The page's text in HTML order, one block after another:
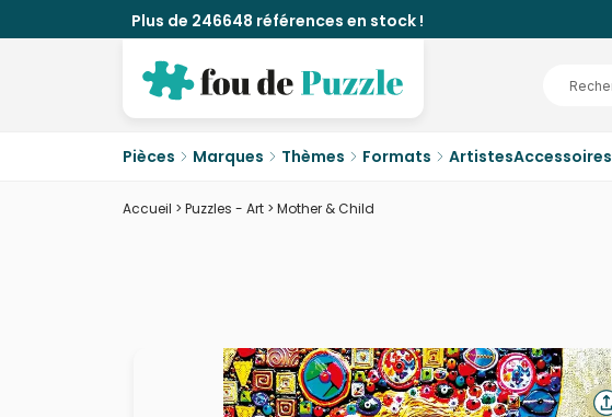
Plus de 246648 références en stock !
Pièces Marques Thèmes Formats ArtistesAccessoires
Accueil > Puzzles - Art > Mother & Child